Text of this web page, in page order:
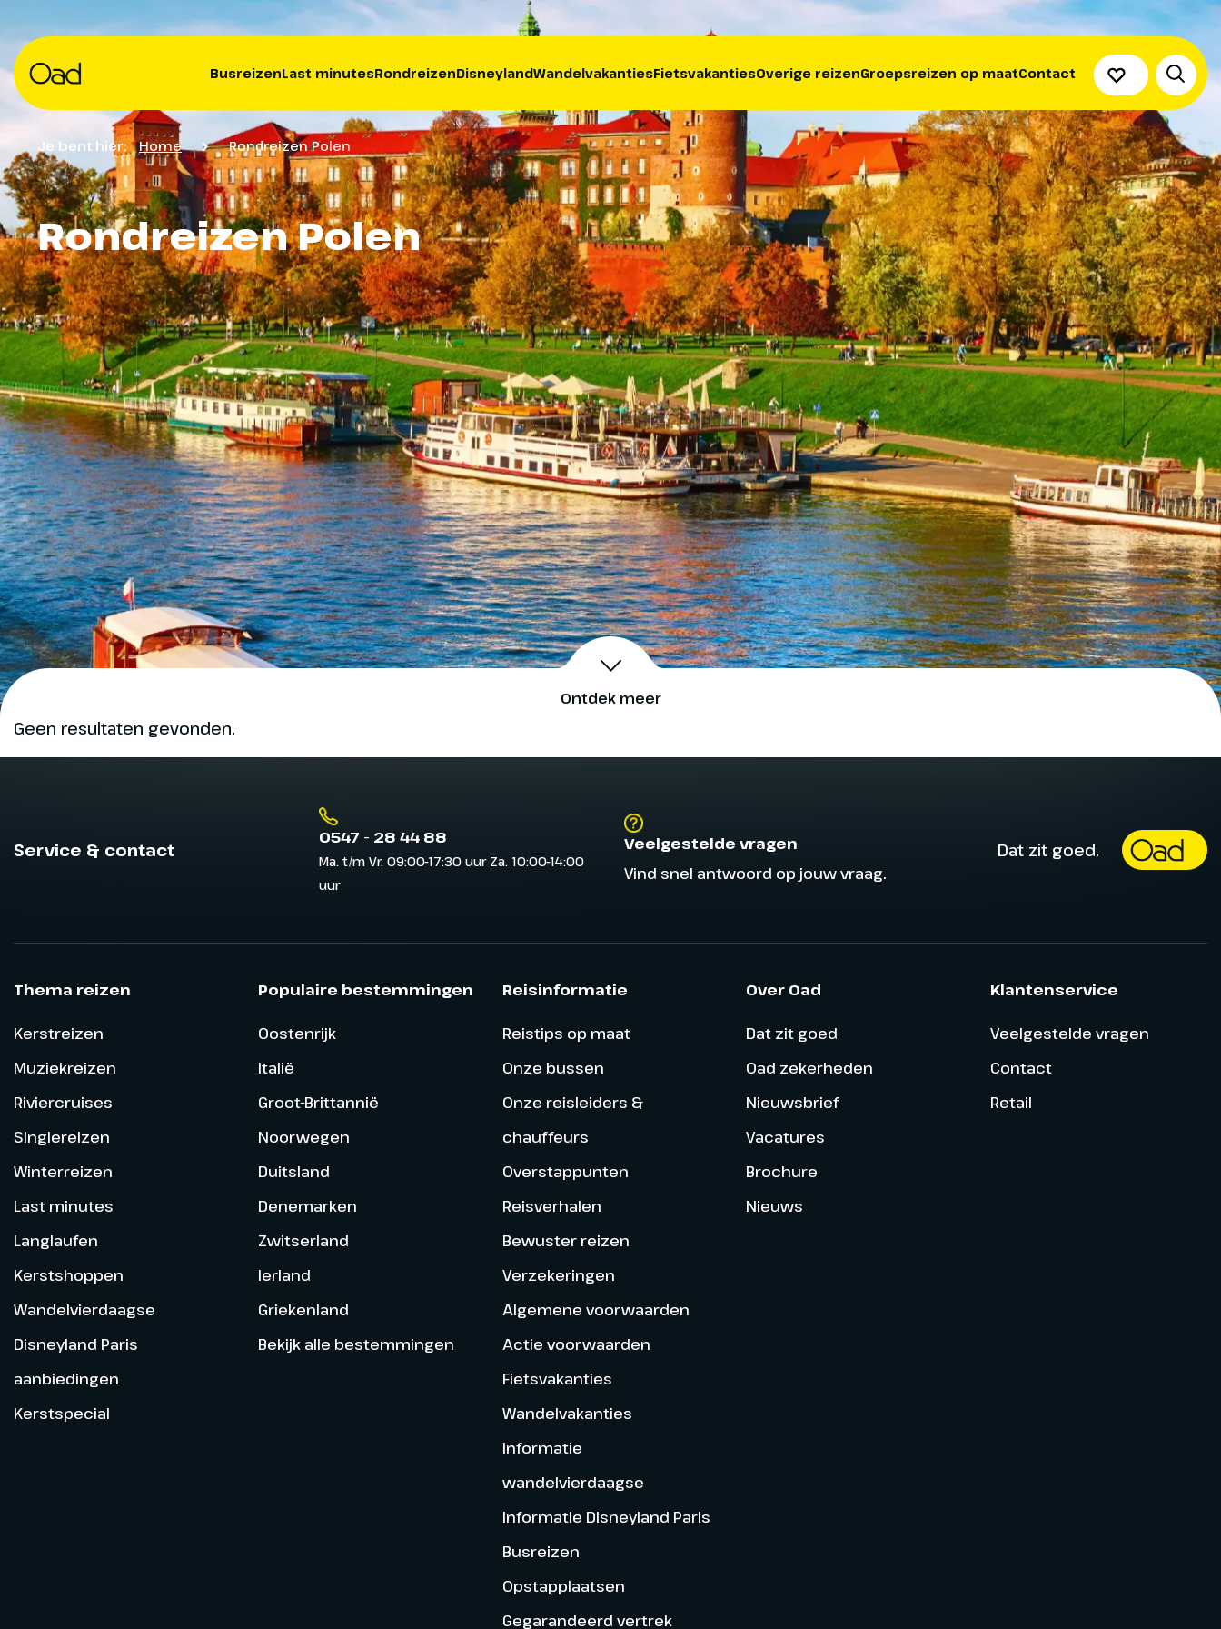
BusreizenLast minutesRondreizenDisneylandWandelvakantiesFietsvakantiesOverige reizenGroepsreizen op maatContact
Rondreizen Polen
Ontdek meer
Je bent hier: Home Rondreizen Polen
Geen resultaten gevonden.
Service & contact
0547 - 28 44 88
Ma. t/m Vr. 09:00-17:30 uur Za. 10:00-14:00
uur
Veelgestelde vragen
Vind snel antwoord op jouw vraag.
Dat zit goed.
Thema reizen
Kerstreizen
Muziekreizen
Riviercruises
Singlereizen
Winterreizen
Last minutes
Langlaufen
Kerstshoppen
Wandelvierdaagse
Disneyland Paris
aanbiedingen
Kerstspecial
Populaire bestemmingen
Oostenrijk
Italië
Groot-Brittannië
Noorwegen
Duitsland
Denemarken
Zwitserland
Ierland
Griekenland
Bekijk alle bestemmingen
Reisinformatie
Reistips op maat
Onze bussen
Onze reisleiders &
chauffeurs
Overstappunten
Reisverhalen
Bewuster reizen
Verzekeringen
Algemene voorwaarden
Actie voorwaarden
Fietsvakanties
Wandelvakanties
Informatie
wandelvierdaagse
Informatie Disneyland Paris
Busreizen
Opstapplaatsen
Gegarandeerd vertrek
Over Oad
Dat zit goed
Oad zekerheden
Nieuwsbrief
Vacatures
Brochure
Nieuws
Klantenservice
Veelgestelde vragen
Contact
Retail